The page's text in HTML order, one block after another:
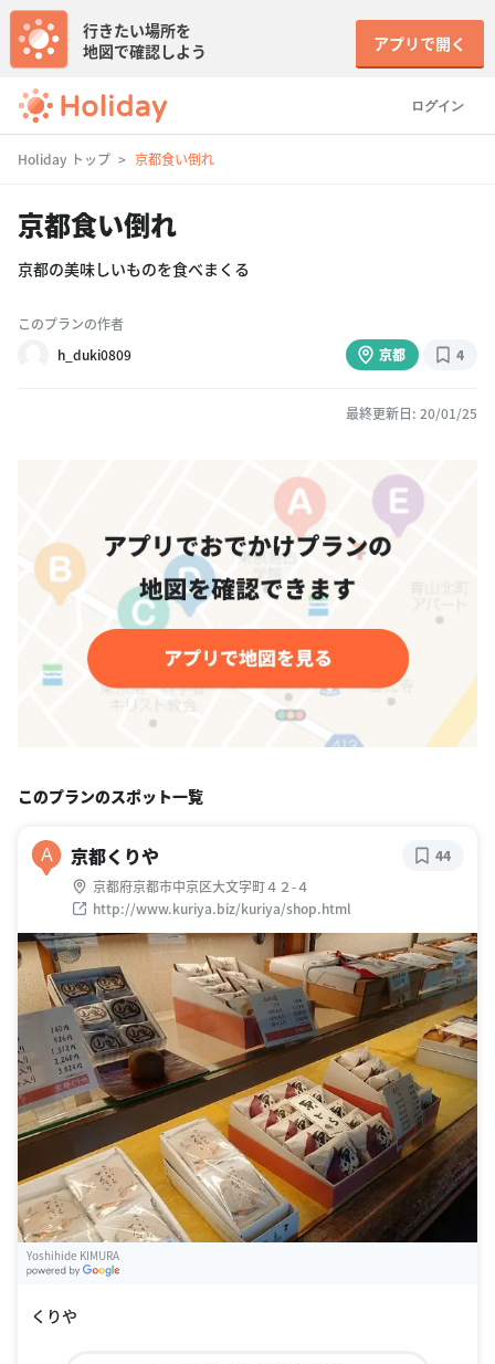
ログイン
行きたい場所を
地図で確認しよう
アプリで開く
Holiday トップ 京都食い倒れ
京都食い倒れ
京都の美味しいものを食べまくる
このプランの作者
h_duki0809
京都 4
最終更新日: 20/01/25
このプランのスポット一覧
A 京都くりや
京都府京都市中京区大文字町４２-４
http://www.kuriya.biz/kuriya/shop.html
44
Yoshihide KIMURA
くりや